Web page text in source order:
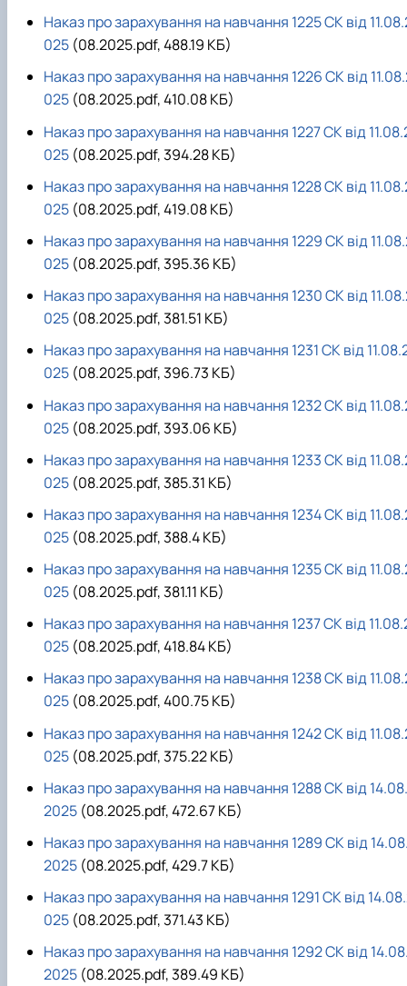
Наказ про зарахування на навчання 1225 СК від
025 (08.2025.pdf, 488.19 КБ)
Наказ про зарахування на навчання 1226 СК від
025 (08.2025.pdf, 410.08 КБ)
Наказ про зарахування на навчання 1227 СК від
025 (08.2025.pdf, 394.28 КБ)
Наказ про зарахування на навчання 1228 СК від
025 (08.2025.pdf, 419.08 КБ)
Наказ про зарахування на навчання 1229 СК від
025 (08.2025.pdf, 395.36 КБ)
Наказ про зарахування на навчання 1230 СК від
025 (08.2025.pdf, 381.51 КБ)
Наказ про зарахування на навчання 1231 СК від
025 (08.2025.pdf, 396.73 КБ)
Наказ про зарахування на навчання 1232 СК від
025 (08.2025.pdf, 393.06 КБ)
Наказ про зарахування на навчання 1233 СК від
025 (08.2025.pdf, 385.31 КБ)
Наказ про зарахування на навчання 1234 СК від
025 (08.2025.pdf, 388.4 КБ)
Наказ про зарахування на навчання 1235 СК від
025 (08.2025.pdf, 381.11 КБ)
Наказ про зарахування на навчання 1237 СК від
025 (08.2025.pdf, 418.84 КБ)
Наказ про зарахування на навчання 1238 СК від
025 (08.2025.pdf, 400.75 КБ)
Наказ про зарахування на навчання 1242 СК від
025 (08.2025.pdf, 375.22 КБ)
Наказ про зарахування на навчання 1288 СК від 14.08.
2025 (08.2025.pdf, 472.67 КБ)
Наказ про зарахування на навчання 1289 СК від
2025 (08.2025.pdf, 429.7 КБ)
Наказ про зарахування на навчання 1291 СК від
025 (08.2025.pdf, 371.43 КБ)
Наказ про зарахування на навчання 1292 СК від
2025 (08.2025.pdf, 389.49 КБ)